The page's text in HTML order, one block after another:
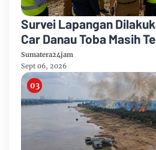
Survei Lapangan
Car Danau Toba Masih
Pembebasan BPHTB di
Sumatera24jam
Sept 06, 2026